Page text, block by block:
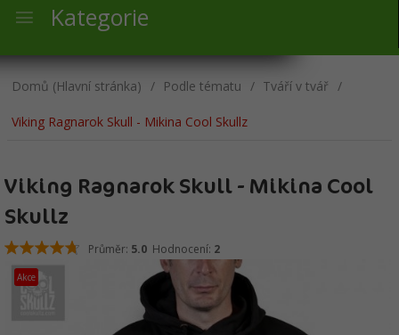
Kategorie
Domů (Hlavní stránka) Podle tématu Tváří v tvář
Viking Ragnarok Skull - Mikina Cool Skullz
Viking Ragnarok Skull - Mikina Cool
Skullz
Průměr: 5.0 Hodnocení: 2
Akce